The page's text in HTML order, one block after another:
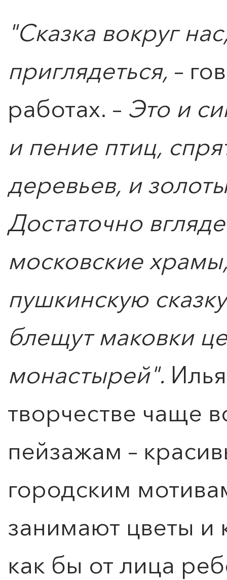
"Сказка вокруг
приглядеться, –
работах. – Это и
и пение птиц,
деревьев, и
Достаточно
московские
пушкинскую
блещут маковки
монастырей".
творчестве чаще
пейзажам –
городским
занимают цветы и
как бы от лица